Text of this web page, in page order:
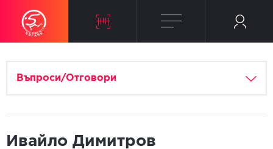
Въпроси/Отговори
Ивайло Димитров